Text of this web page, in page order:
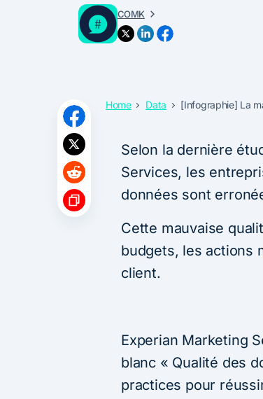
COMK
Home Data [Infographie] La
Selon la dernière
Services, les
données sont
Cette mauvaise
budgets, les actions
client.
Experian Marketing
blanc « Qualité des
practices pour